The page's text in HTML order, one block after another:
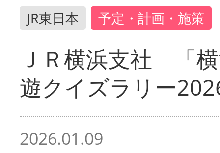
JR東日本 予定・計画・施策
ＪＲ横浜支社 「
遊クイズラリー
2026.01.09